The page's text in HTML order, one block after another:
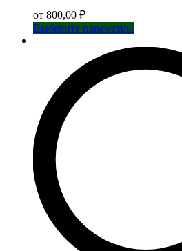
от 800,00 ₽
Выберите параметрыЭтот
вариаций.